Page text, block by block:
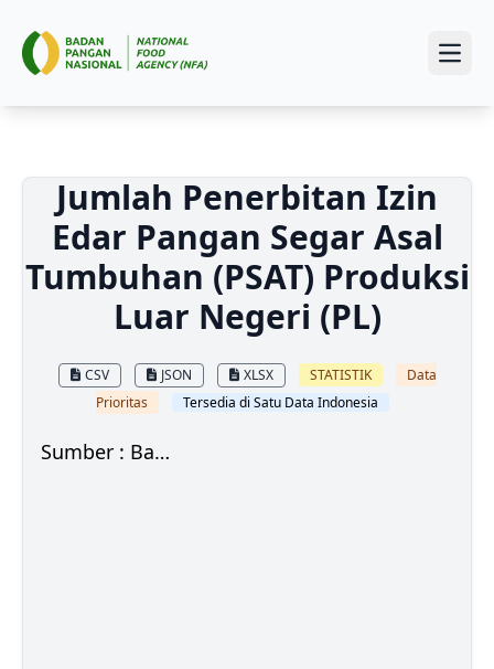
Open
Jumlah Penerbitan Izin
Edar Pangan Segar Asal
Tumbuhan (PSAT) Produksi
Luar Negeri (PL)
CSV JSON XLSX STATISTIK
Data
Prioritas
Tersedia di Satu Data Indonesia
Sumber : Badan Pangan Nasional